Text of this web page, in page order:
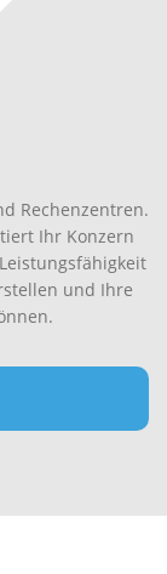
Rechenzentren.
Ihr Konzern
und Ihre